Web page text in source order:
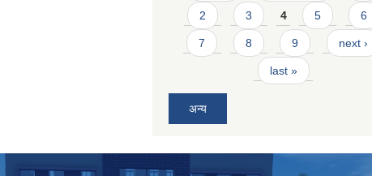
2 3 4 5 6
7 8 9 next ›
last »
अन्य